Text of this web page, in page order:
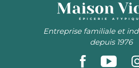
ÉPICERIE
Entreprise familiale et
depuis 1976